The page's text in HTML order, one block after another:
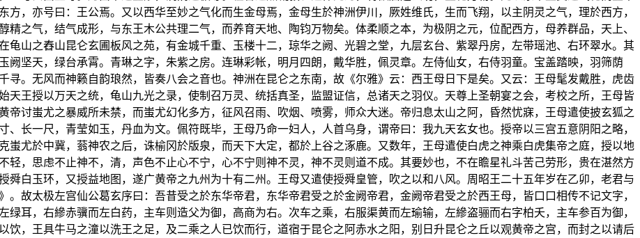
，亦号曰：王公焉。又以西华至妙之气化而生金母焉，金母生於神洲伊川，厥姓维氏，生而飞翔，以主阴灵之气，理於西方，
之气，结气成形，与东王木公共理二气，而养育天地、陶钧万物矣。体柔顺之本，为极阴之元，位配西方，母养群品，天上、
龟山之舂山昆仑玄圃板风之苑，有金城千重、玉楼十二，琼华之阙、光碧之堂，九层玄台、紫翠丹房，左带瑶池、右环翠水。其
阙坚天，绿台承霄。青琳之字，朱紫之房。连琳彩帐，明月四朗，戴华胜，佩灵章。左侍仙女，右侍羽童。宝盖踏映，羽筛荫
寻。无风而神籁自韵琅然，皆奏八会之音也。神洲在昆仑之东南，故《尔雅》云：西王母日下是矣。又云：王母髦发戴胜，虎齿
天王授以万天之统，龟山九光之录，使制召万灵、统括真圣，监盟证信，总诸天之羽仪。天尊上圣朝宴之会，考校之所，王母皆
帝讨蚩尤之暴威所未禁，而蚩尤幻化多方，征风召雨、吹烟、喷雾，师众大迷。帝归息太山之阿，昏然忧寐，王母遣使披玄狐之
长一尺，青莹如玉，丹血为文。佩符既毕，王母乃命一妇人，人首乌身，谓帝曰：我九天玄女也。授帝以三宫五意阴阳之略，
蚩尤於中冀，蓊神农之后，诛榆冈於版泉，而天下大定，都於上谷之涿鹿。又数年，王母遣使白虎之神乘白虎集帝之庭，授以地
轻，思虑不止神不，清，声色不止心不宁，心不宁则神不灵，神不灵则道不成。其要妙也，不在瞻星礼斗苦己劳形，贵在湛然方
舜白玉环，又授益地图，遂广黄帝之九州为十有二州。王母又遣使授舜皇管，吹之以和八风。周昭王二十五年岁在乙卯，老君与
故太极左宫仙公葛玄序曰：吾昔受之於东华帝君，东华帝君受之於金阙帝君，金阙帝君受之於西王母，皆口口相传不记文字，
耳，右縿赤骥而左白药，主车则造父为御，高商为右。次车之乘，右服渠黄而左瑜输，左縿盗骊而右字柏夭，主车参百为御，
饮，王具牛马之潼以洗王之足，及二乘之人已饮而行，道宿于昆仑之阿赤水之阳，别日升昆仑之丘以观黄帝之宫，而封之以请后